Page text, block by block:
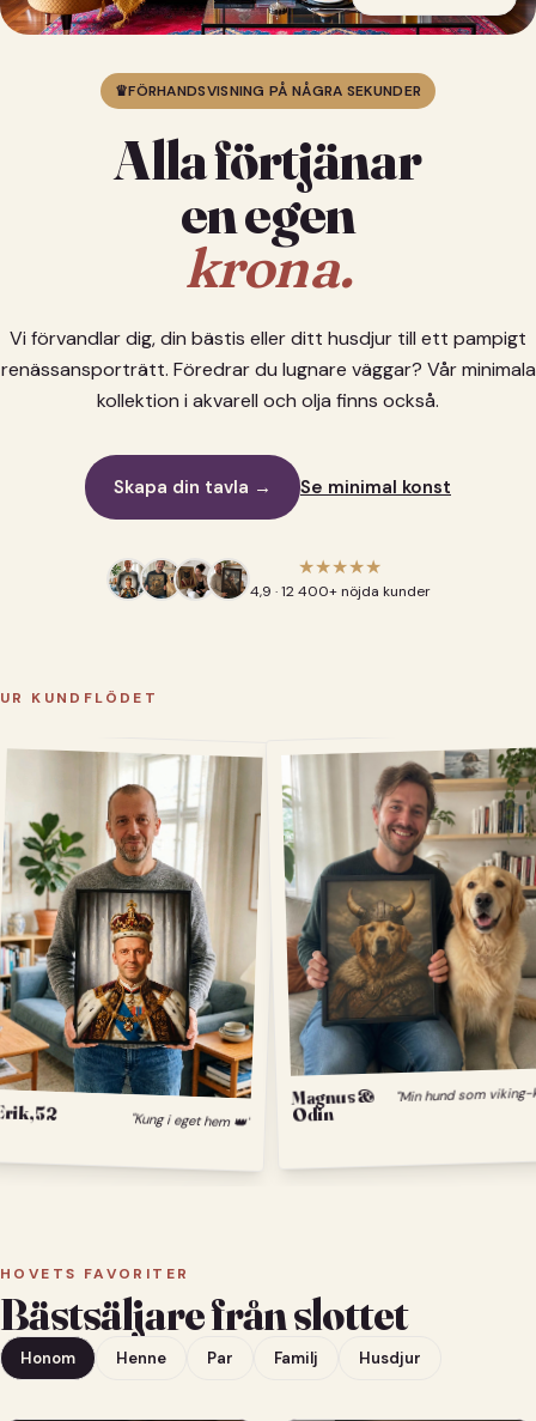
♛FÖRHANDSVISNING PÅ NÅGRA SEKUNDER
Alla förtjänar
en egen
krona.
Vi förvandlar dig, din bästis eller ditt husdjur till ett pampigt
renässansporträtt. Föredrar du lugnare väggar? Vår minimala
kollektion i akvarell och olja finns också.
Skapa din tavla → Se minimal konst
★★★★★
4,9 · 12 400+ nöjda kunder
UR KUNDFLÖDET
52 "Kung i eget hem 👑"
Magnus &
Odin
HOVETS FAVORITER
Bästsäljare från slottet
Honom Henne Par Familj Husdjur